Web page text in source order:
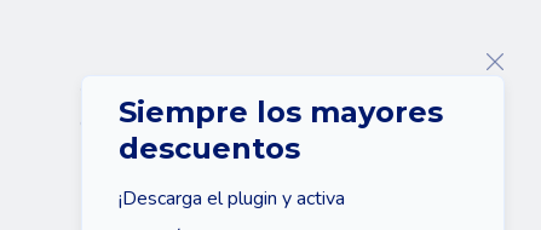
Siempre los mayores
descuentos
¡Descarga el plugin y activa
Contacte con